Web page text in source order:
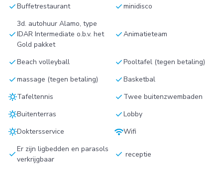
checkBuffetrestaurant checkminidisco
check
3d. autohuur Alamo, type
IDAR Intermediate o.b.v. het
Gold pakket
checkAnimatieteam
checkBeach volleyball checkPooltafel (tegen betaling)
checkmassage (tegen betaling) checkBasketbal
sunnyTafeltennis check Twee buitenzwembaden
sunnyBuitenterras checkLobby
sunnyDoktersservice wifiWifi
checkEr zijn ligbedden en parasols
verkrijgbaar
check receptie